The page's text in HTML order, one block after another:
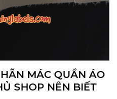
MÁC QUẦN ÁO
SHOP NÊN BIẾT